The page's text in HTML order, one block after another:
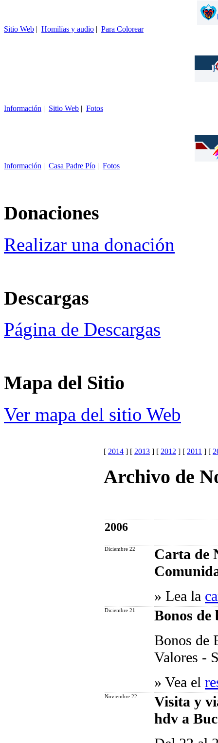
Sitio Web Homilías y audio Para Colorear
Información Sitio Web Fotos
Información Casa Padre Pío Fotos
Donaciones
Realizar una donación
Descargas
Página de Descargas
Mapa del Sitio
Ver mapa del sitio Web
[ 2014 ] [ 2013 ] [ 2012 ] [ 2011 ] [
Archivo de
2006
Diciembre 22
Carta de
» Lea la
Diciembre 21
Bonos de
Bonos de
Valores -
» Vea el
Noviembre 22
Visita y
hdv a